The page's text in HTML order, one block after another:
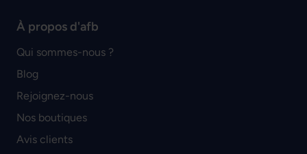
À propos d'afb
Qui sommes-nous ?
Blog
Rejoignez-nous
Nos boutiques
Avis clients